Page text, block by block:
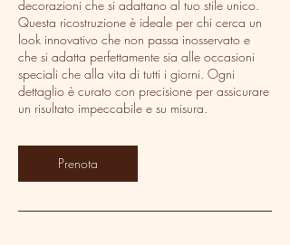
decorazioni che si adattano al tuo stile unico.
Questa ricostruzione è ideale per chi cerca un
look innovativo che non passa inosservato e
che si adatta perfettamente sia alle occasioni
speciali che alla vita di tutti i giorni. Ogni
dettaglio è curato con precisione per assicurare
un risultato impeccabile e su misura.
Prenota